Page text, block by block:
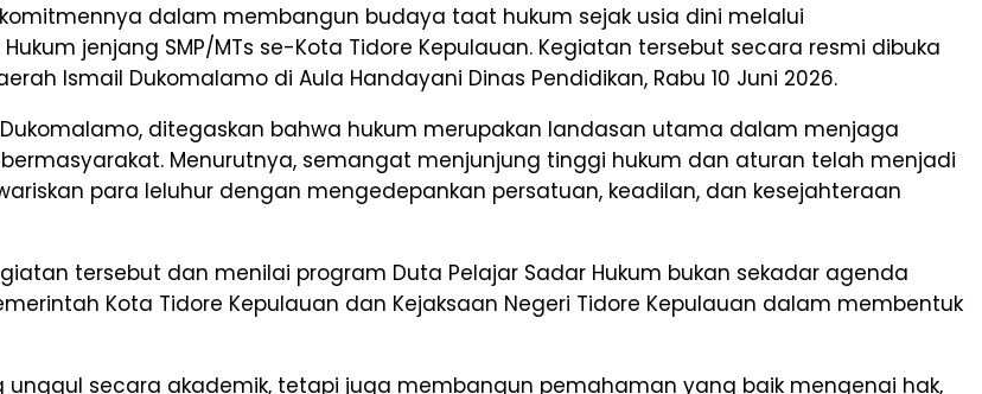
dalam membangun budaya taat hukum sejak usia dini melalui
jenjang SMP/MTs se-Kota Tidore Kepulauan. Kegiatan tersebut secara resmi dibuka
Ismail Dukomalamo di Aula Handayani Dinas Pendidikan, Rabu 10 Juni 2026.
ditegaskan bahwa hukum merupakan landasan utama dalam menjaga
Menurutnya, semangat menjunjung tinggi hukum dan aturan telah menjadi
para leluhur dengan mengedepankan persatuan, keadilan, dan kesejahteraan
tersebut dan menilai program Duta Pelajar Sadar Hukum bukan sekadar agenda
Kota Tidore Kepulauan dan Kejaksaan Negeri Tidore Kepulauan dalam membentuk
secara akademik, tetapi juga membangun pemahaman yang baik mengenai hak,